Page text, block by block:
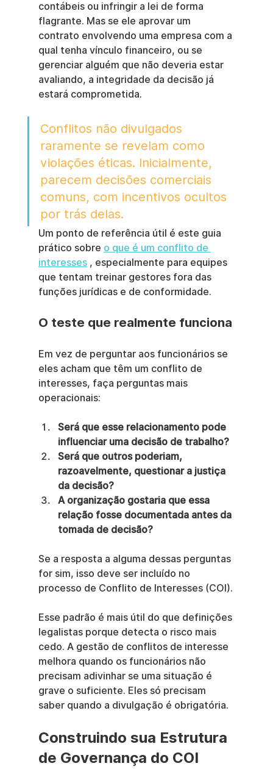
contábeis ou infringir a lei de forma
flagrante. Mas se ele aprovar um
contrato envolvendo uma empresa com a
qual tenha vínculo financeiro, ou se
gerenciar alguém que não deveria estar
avaliando, a integridade da decisão já
estará comprometida.
Conflitos não divulgados
raramente se revelam como
violações éticas. Inicialmente,
parecem decisões comerciais
comuns, com incentivos ocultos
por trás delas.
Um ponto de referência útil é este guia
prático sobre o que é um conflito de
interesses , especialmente para equipes
que tentam treinar gestores fora das
funções jurídicas e de conformidade.
O teste que realmente funciona
Em vez de perguntar aos funcionários se
eles acham que têm um conflito de
interesses, faça perguntas mais
operacionais:
Será que esse relacionamento pode
influenciar uma decisão de trabalho?
Será que outros poderiam,
razoavelmente, questionar a justiça
da decisão?
A organização gostaria que essa
relação fosse documentada antes da
tomada de decisão?
Se a resposta a alguma dessas perguntas
for sim, isso deve ser incluído no
processo de Conflito de Interesses (COI).
Esse padrão é mais útil do que definições
legalistas porque detecta o risco mais
cedo. A gestão de conflitos de interesse
melhora quando os funcionários não
precisam adivinhar se uma situação é
grave o suficiente. Eles só precisam
saber quando a divulgação é obrigatória.
Construindo sua Estrutura
de Governança do COI